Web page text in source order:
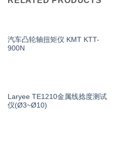
汽车凸轮轴扭矩仪 KMT KTT-
900N
Laryee TE1210金属线捻度测试
仪(Ø3~Ø10)